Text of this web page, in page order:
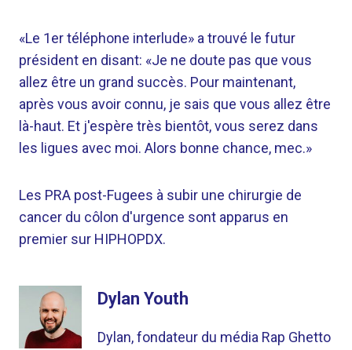
«Le 1er téléphone interlude» a trouvé le futur
président en disant: «Je ne doute pas que vous
allez être un grand succès. Pour maintenant,
après vous avoir connu, je sais que vous allez être
là-haut. Et j'espère très bientôt, vous serez dans
les ligues avec moi. Alors bonne chance, mec.»
Les PRA post-Fugees à subir une chirurgie de
cancer du côlon d'urgence sont apparus en
premier sur HIPHOPDX.
Dylan Youth
Dylan, fondateur du média Rap Ghetto